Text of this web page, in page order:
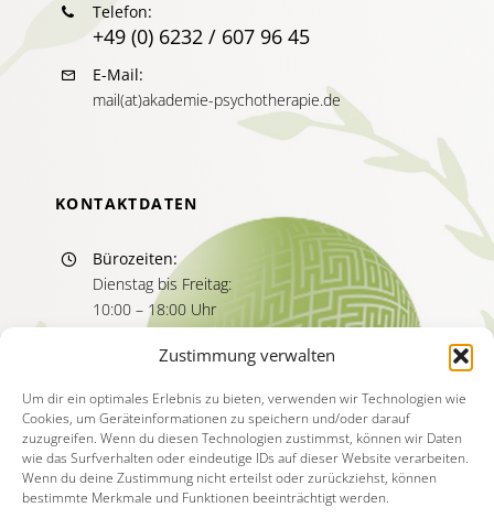
Zustimmung verwalten
Um dir ein optimales Erlebnis zu bieten, verwenden wir Technologien wie
Cookies, um Geräteinformationen zu speichern und/oder darauf
zuzugreifen. Wenn du diesen Technologien zustimmst, können wir Daten
wie das Surfverhalten oder eindeutige IDs auf dieser Website verarbeiten.
Wenn du deine Zustimmung nicht erteilst oder zurückziehst, können
bestimmte Merkmale und Funktionen beeinträchtigt werden.
Telefon:
+49 (0) 6232 / 607 96 45
E-Mail:
mail(at)akademie-psychotherapie.de
KONTAKTDATEN
Bürozeiten:
Dienstag bis Freitag:
10:00 – 18:00 Uhr
Sprechzeiten:
11:00 – 13:00 Uhr
15:00 – 17:00 Uhr